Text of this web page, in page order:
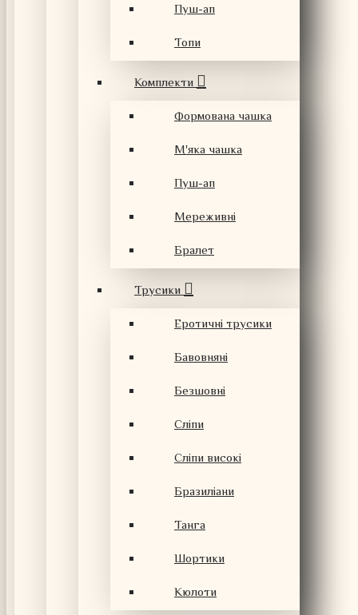
Пуш-ап
Топи
Комплекти
Формована чашка
М'яка чашка
Пуш-ап
Мереживні
Бралет
Трусики
Еротичні трусики
Бавовняні
Безшовні
Сліпи
Сліпи високі
Бразиліани
Танга
Шортики
Кюлоти